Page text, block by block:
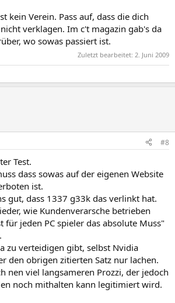
kein Verein. Pass auf, dass die dich
verklagen. Im c't magazin gab's da
wo sowas passiert ist.
Zuletzt bearbeitet: 2. Juni 2009
#8
Test.
dass sowas auf der eigenen Website
ist.
gut, dass 1337 g33k das verlinkt hat.
wie Kundenverarsche betrieben
für jeden PC spieler das absolute Muss"
zu verteidigen gibt, selbst Nvidia
den obrigen zitierten Satz nur lachen.
nen viel langsameren Prozzi, der jedoch
noch mithalten kann legitimiert wird.